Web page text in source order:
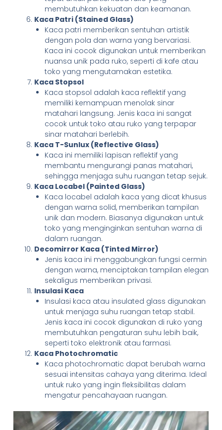
membutuhkan kekuatan dan keamanan.
Kaca Patri (Stained Glass)
Kaca patri memberikan sentuhan artistik
dengan pola dan warna yang bervariasi.
Kaca ini cocok digunakan untuk memberikan
nuansa unik pada ruko, seperti di kafe atau
toko yang mengutamakan estetika.
Kaca Stopsol
Kaca stopsol adalah kaca reflektif yang
memiliki kemampuan menolak sinar
matahari langsung. Jenis kaca ini sangat
cocok untuk toko atau ruko yang terpapar
sinar matahari berlebih.
Kaca T-Sunlux (Reflective Glass)
Kaca ini memiliki lapisan reflektif yang
membantu mengurangi panas matahari,
sehingga menjaga suhu ruangan tetap sejuk.
Kaca Locabel (Painted Glass)
Kaca locabel adalah kaca yang dicat khusus
dengan warna solid, memberikan tampilan
unik dan modern. Biasanya digunakan untuk
toko yang menginginkan sentuhan warna di
dalam ruangan.
Decomirror Kaca (Tinted Mirror)
Jenis kaca ini menggabungkan fungsi cermin
dengan warna, menciptakan tampilan elegan
sekaligus memberikan privasi.
Insulasi Kaca
Insulasi kaca atau insulated glass digunakan
untuk menjaga suhu ruangan tetap stabil.
Jenis kaca ini cocok digunakan di ruko yang
membutuhkan pengaturan suhu lebih baik,
seperti toko elektronik atau farmasi.
Kaca Photochromatic
Kaca photochromatic dapat berubah warna
sesuai intensitas cahaya yang diterima. Ideal
untuk ruko yang ingin fleksibilitas dalam
mengatur pencahayaan ruangan.